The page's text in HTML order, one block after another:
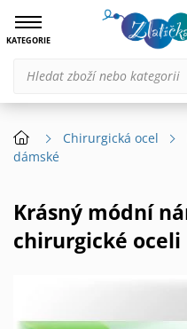
KATEGORIE
Chirurgická ocel
dámské
Krásný módní náramek z
chirurgické oceli